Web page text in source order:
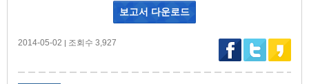
보고서 다운로드
2014-05-02 | 조회수 3,927